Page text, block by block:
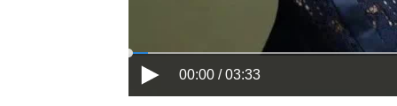
00:00 / 03:33